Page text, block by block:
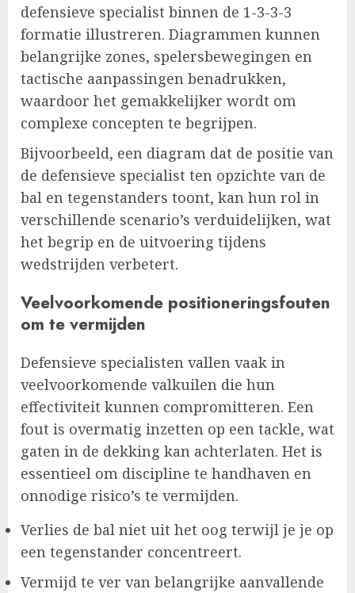
defensieve specialist binnen de 1-3-3-3
formatie illustreren. Diagrammen kunnen
belangrijke zones, spelersbewegingen en
tactische aanpassingen benadrukken,
waardoor het gemakkelijker wordt om
complexe concepten te begrijpen.
Bijvoorbeeld, een diagram dat de positie van
de defensieve specialist ten opzichte van de
bal en tegenstanders toont, kan hun rol in
verschillende scenario’s verduidelijken, wat
het begrip en de uitvoering tijdens
wedstrijden verbetert.
Veelvoorkomende positioneringsfouten
om te vermijden
Defensieve specialisten vallen vaak in
veelvoorkomende valkuilen die hun
effectiviteit kunnen compromitteren. Een
fout is overmatig inzetten op een tackle, wat
gaten in de dekking kan achterlaten. Het is
essentieel om discipline te handhaven en
onnodige risico’s te vermijden.
Verlies de bal niet uit het oog terwijl je je op
een tegenstander concentreert.
Vermijd te ver van belangrijke aanvallende